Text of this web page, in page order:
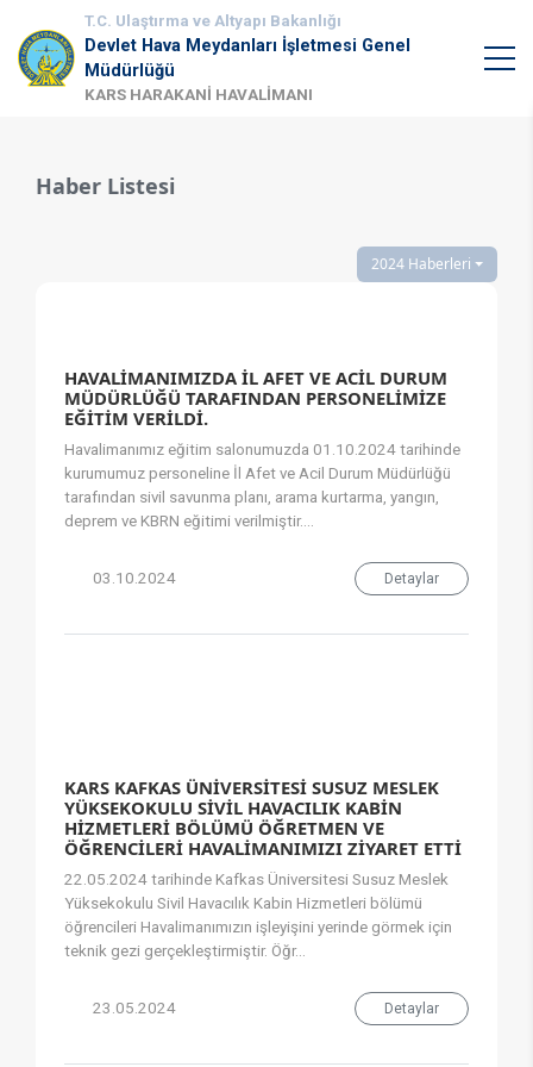
T.C. Ulaştırma ve Altyapı Bakanlığı
Devlet Hava Meydanları İşletmesi Genel
Müdürlüğü
KARS HARAKANİ HAVALİMANI
Haber Listesi
2024 Haberleri
HAVALİMANIMIZDA İL AFET VE ACİL DURUM
MÜDÜRLÜĞÜ TARAFINDAN PERSONELİMİZE
EĞİTİM VERİLDİ.
​Havalimanımız eğitim salonumuzda 01.10.2024 tarihinde
kurumumuz personeline İl Afet ve Acil Durum Müdürlüğü
tarafından sivil savunma planı, arama kurtarma, yangın,
deprem ve KBRN eğitimi verilmiştir....
03.10.2024 Detaylar
KARS KAFKAS ÜNİVERSİTESİ SUSUZ MESLEK
YÜKSEKOKULU SİVİL HAVACILIK KABİN
HİZMETLERİ BÖLÜMÜ ÖĞRETMEN VE
ÖĞRENCİLERİ HAVALİMANIMIZI ZİYARET ETTİ
22.05.2024 tarihinde Kafkas Üniversitesi Susuz Meslek
Yüksekokulu Sivil Havacılık Kabin Hizmetleri bölümü
öğrencileri Havalimanımızın işleyişini yerinde görmek için
teknik gezi gerçekleştirmiştir. Öğr...
23.05.2024 Detaylar